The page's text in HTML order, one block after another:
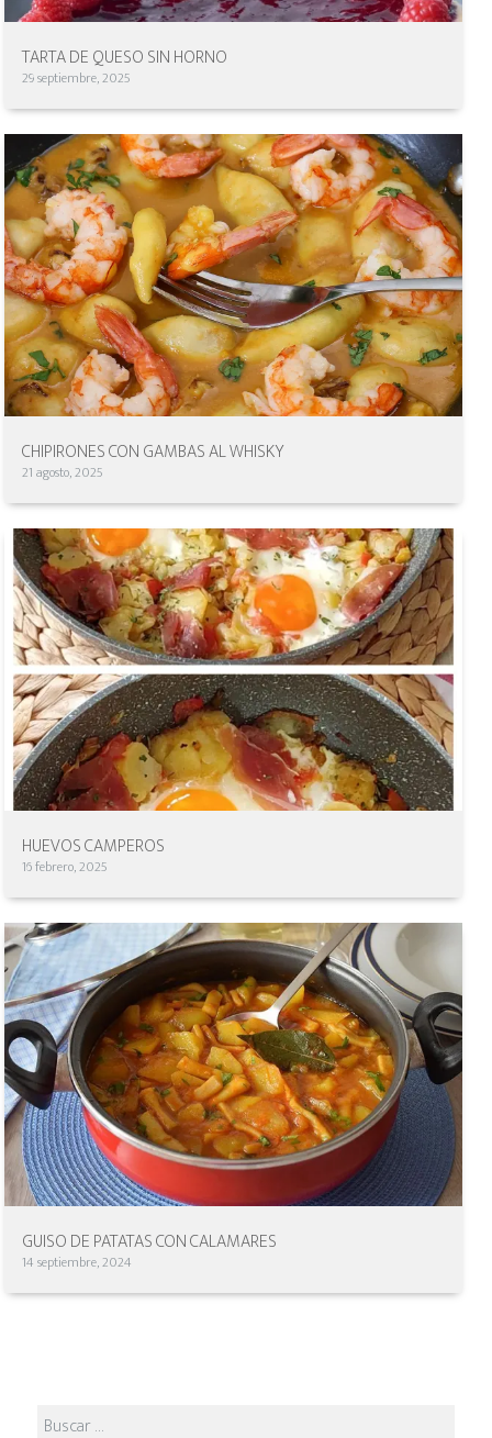
TARTA DE QUESO SIN HORNO
29 septiembre, 2025
CHIPIRONES CON GAMBAS AL WHISKY
21 agosto, 2025
HUEVOS CAMPEROS
16 febrero, 2025
GUISO DE PATATAS CON CALAMARES
14 septiembre, 2024
Buscar: